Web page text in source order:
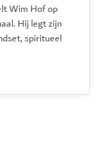
Wim Hof op
Hij legt zijn
spiritueel